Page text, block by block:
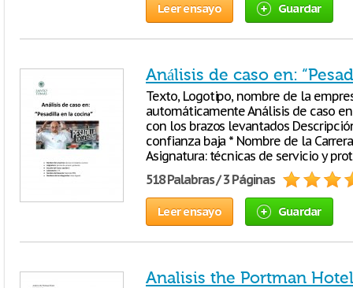
Leer ensayo Guardar
Análisis de caso en:
Texto, Logotipo, nombre de la
automáticamente Análisis de caso
con los brazos levantados
confianza baja * Nombre de la
Asignatura: técnicas de servicio y
518 Palabras / 3 Páginas
Leer ensayo Guardar
Analisis the Portman Hotel